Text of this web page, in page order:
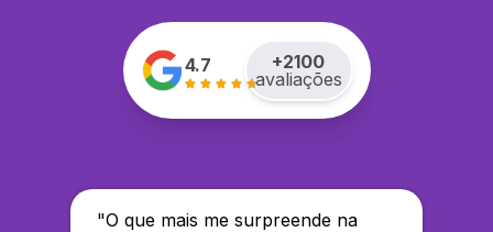
4.7 +2100
avaliações
"O que mais me surpreende na